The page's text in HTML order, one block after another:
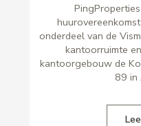
onderdeel van de
kantoorruimte
kantoorgebouw de
89 in